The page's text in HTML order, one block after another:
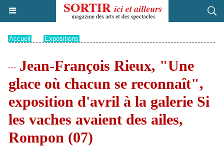
Accueil Expositions
Jean-François Rieux, "Une
glace où chacun se reconnaît",
exposition d'avril à la galerie Si
les vaches avaient des ailes,
Rompon (07)